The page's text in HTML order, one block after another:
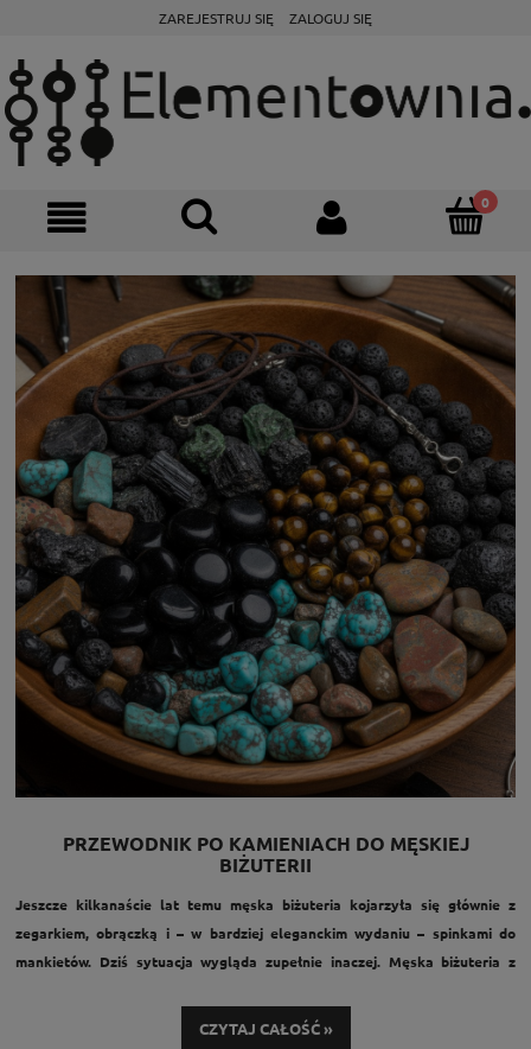
ZAREJESTRUJ SIĘ ZALOGUJ SIĘ
PRZEWODNIK PO KAMIENIACH DO MĘSKIEJ
BIŻUTERII
Jeszcze kilkanaście lat temu męska biżuteria kojarzyła się głównie z
zegarkiem, obrączką i – w bardziej eleganckim wydaniu – spinkami do
mankietów. Dziś sytuacja wygląda zupełnie inaczej. Męska biżuteria z
CZYTAJ CAŁOŚĆ »